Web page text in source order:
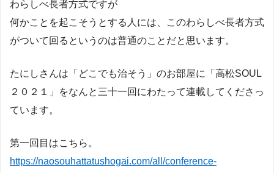
わらしべ長者方式ですが
何かことを起こそうとする人には、このわらしべ長者方式
がついて回るというのは普通のことだと思います。
たにしさんは「どこでも治そう」のお部屋に「高松SOUL
２０２１」をなんと三十一回にわたって連載してくださっ
ています。
第一回目はこちら。
https://naosouhattatushogai.com/all/conference-